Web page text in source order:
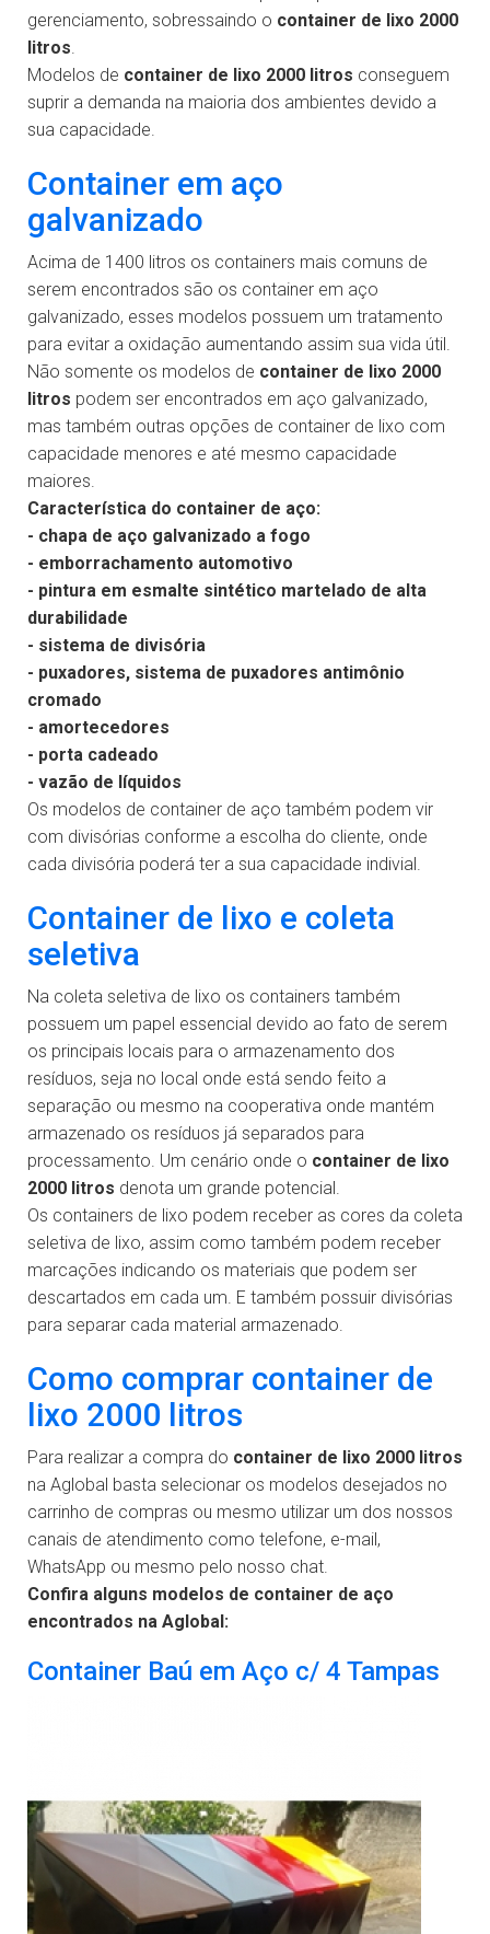
gerenciamento, sobressaindo o container de lixo 2000
litros.
Modelos de container de lixo 2000 litros conseguem
suprir a demanda na maioria dos ambientes devido a
sua capacidade.
Container em aço
galvanizado
Acima de 1400 litros os containers mais comuns de
serem encontrados são os container em aço
galvanizado, esses modelos possuem um tratamento
para evitar a oxidação aumentando assim sua vida útil.
Não somente os modelos de container de lixo 2000
litros podem ser encontrados em aço galvanizado,
mas também outras opções de container de lixo com
capacidade menores e até mesmo capacidade
maiores.
Característica do container de aço:
- chapa de aço galvanizado a fogo
- emborrachamento automotivo
- pintura em esmalte sintético martelado de alta
durabilidade
- sistema de divisória
- puxadores, sistema de puxadores antimônio
cromado
- amortecedores
- porta cadeado
- vazão de líquidos
Os modelos de container de aço também podem vir
com divisórias conforme a escolha do cliente, onde
cada divisória poderá ter a sua capacidade indivial.
Container de lixo e coleta
seletiva
Na coleta seletiva de lixo os containers também
possuem um papel essencial devido ao fato de serem
os principais locais para o armazenamento dos
resíduos, seja no local onde está sendo feito a
separação ou mesmo na cooperativa onde mantém
armazenado os resíduos já separados para
processamento. Um cenário onde o container de lixo
2000 litros denota um grande potencial.
Os containers de lixo podem receber as cores da coleta
seletiva de lixo, assim como também podem receber
marcações indicando os materiais que podem ser
descartados em cada um. E também possuir divisórias
para separar cada material armazenado.
Como comprar container de
lixo 2000 litros
Para realizar a compra do container de lixo 2000 litros
na Aglobal basta selecionar os modelos desejados no
carrinho de compras ou mesmo utilizar um dos nossos
canais de atendimento como telefone, e-mail,
WhatsApp ou mesmo pelo nosso chat.
Confira alguns modelos de container de aço
encontrados na Aglobal:
Container Baú em Aço c/ 4 Tampas